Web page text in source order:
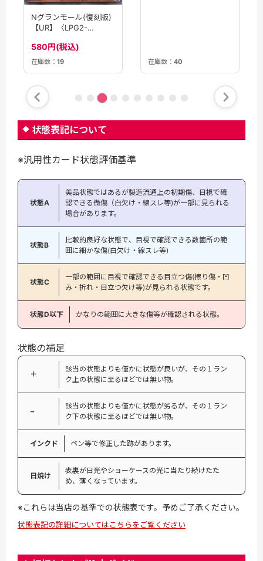
Nグランモール(復刻版)
【UR】〈LPG2-
580円(税込)
在庫数： 19 在庫数： 40
状態表記について
※汎用性カード状態評価基準
状態A
美品状態ではあるが製造流通上の初期傷、目視で確
認できる微傷（白欠け・線スレ等)が一部に見られる
場合があります。
状態B
比較的良好な状態で、目視で確認できる数箇所の範
囲に細かな傷(白欠け・線スレ等)
状態C
一部の範囲に目視で確認できる目立つ傷(擦り傷・凹
み・折れ・目立つ欠け等)が見られる状態です。
状態D以下 かなりの範囲に大きな傷等が確認される状態。
状態の補足
＋
該当の状態よりも僅かに状態が良いが、その１ラン
ク上の状態に至るほどでは無い物。
−
該当の状態よりも僅かに状態が劣るが、その１ラン
ク下の状態に至るほどでは無い物。
インクド ペン等で修正した跡があります。
日焼け
表裏が日光やショーケースの光に当たり続けたた
め、薄くなっています。
※これらは当店の基準での状態表です。予めご了承ください。
状態表記の詳細についてはこちらをご覧ください